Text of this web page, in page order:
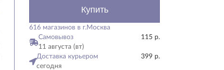
Купить
616 магазинов в г.Москва
Самовывоз
11 августа (вт)
115 р.
Доставка курьером
сегодня
399 р.